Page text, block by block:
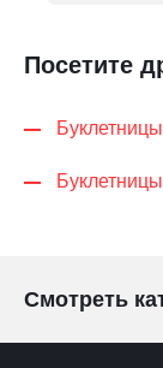
Посетите
Смотреть